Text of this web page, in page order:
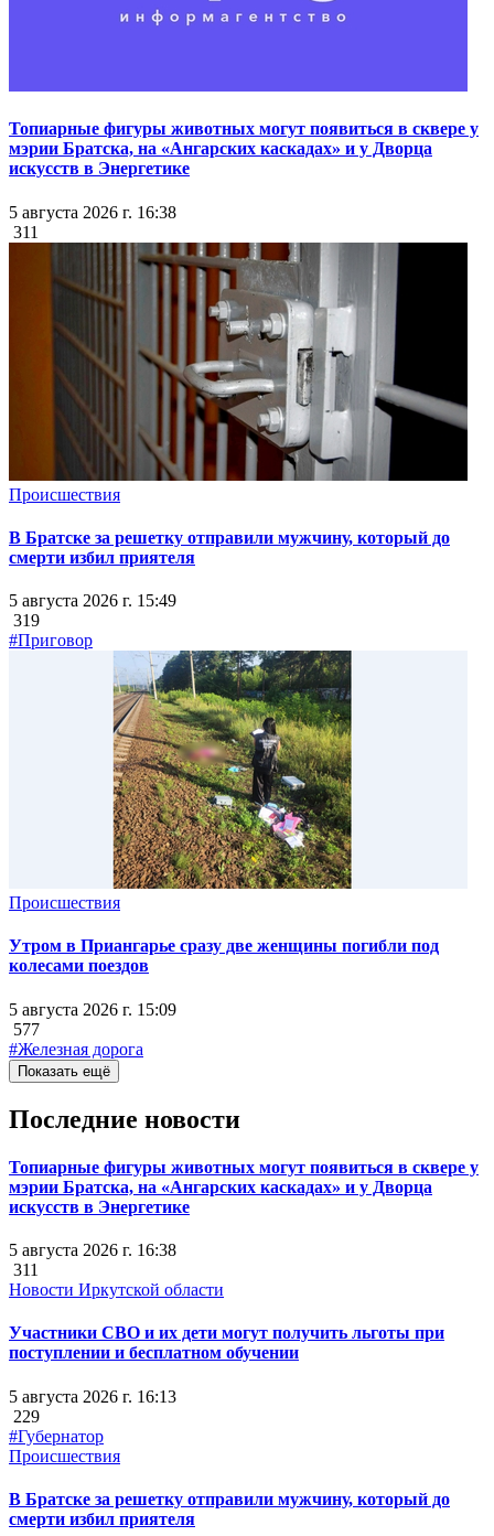
Топиарные фигуры животных могут появиться в сквере у
мэрии Братска, на «Ангарских каскадах» и у Дворца
искусств в Энергетике
5 августа 2026 г. 16:38
311
Происшествия
В Братске за решетку отправили мужчину, который до
смерти избил приятеля
5 августа 2026 г. 15:49
319
#Приговор
Происшествия
Утром в Приангарье сразу две женщины погибли под
колесами поездов
5 августа 2026 г. 15:09
577
#Железная дорога
Показать ещё
Последние новости
Топиарные фигуры животных могут появиться в сквере у
мэрии Братска, на «Ангарских каскадах» и у Дворца
искусств в Энергетике
5 августа 2026 г. 16:38
311
Новости Иркутской области
Участники СВО и их дети могут получить льготы при
поступлении и бесплатном обучении
5 августа 2026 г. 16:13
229
#Губернатор
Происшествия
В Братске за решетку отправили мужчину, который до
смерти избил приятеля